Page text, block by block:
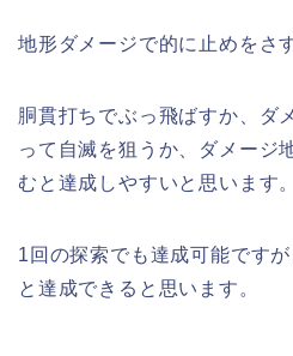
地形ダメージで的に止めをさ
胴貫打ちでぶっ飛ばすか、ダ
って自滅を狙うか、ダメージ
むと達成しやすいと思います。
1回の探索でも達成可能です
と達成できると思います。